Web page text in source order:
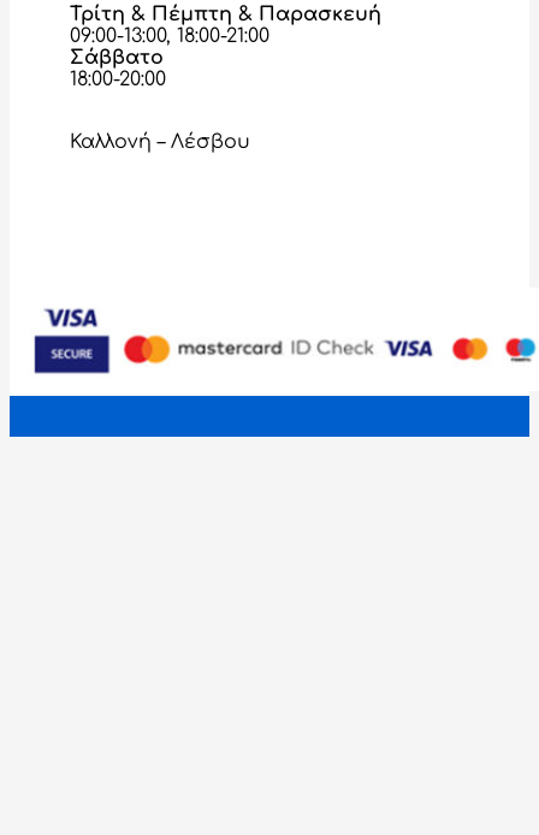
Τρίτη & Πέμπτη & Παρασκευή
09:00-13:00, 18:00-21:00
Σάββατο
18:00-20:00
Καλλονή – Λέσβου